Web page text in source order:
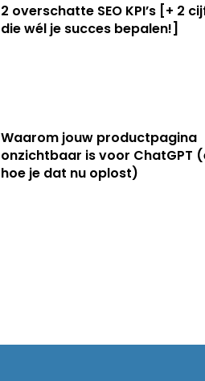
2 overschatte SEO KPI’s [+ 2
die wél je succes bepalen!]
Waarom jouw productpagina
onzichtbaar is voor ChatGPT
hoe je dat nu oplost)